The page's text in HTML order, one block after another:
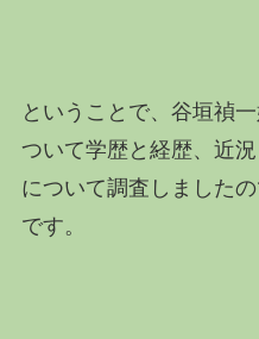
ということで、谷垣禎
ついて学歴と経歴、近
について調査しました
です。